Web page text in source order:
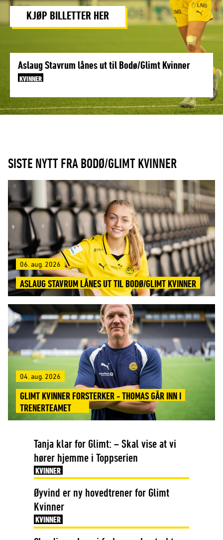
KJØP BILLETTER HER
Aslaug Stavrum lånes ut til Bodø/Glimt Kvinner
KVINNER
SISTE NYTT FRA BODØ/GLIMT KVINNER
06. aug. 2026
ASLAUG STAVRUM LÅNES UT TIL BODØ/GLIMT KVINNER
04. aug. 2026
GLIMT KVINNER FORSTERKER - THOMAS GÅR INN I
TRENERTEAMET
Tanja klar for Glimt: – Skal vise at vi
hører hjemme i Toppserien
KVINNER
Øyvind er ny hovedtrener for Glimt
Kvinner
KVINNER